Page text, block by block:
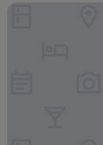
Bewertungen)